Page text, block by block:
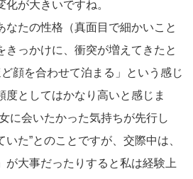
ち止まって見ると見えなかったこ
くあると思います。将来をお考え
うので、将来本当に一緒にいたい
切にお考え下さい。よい方向に向
います。
が大きいですね。
たの性格（真面目で細かいこと
きっかけに、衝突が増えてきたと
顔を合わせて泊まる」という感じ
度としてはかなり高いと感じま
に会いたかった気持ちが先行し
た”とのことですが、交際中は、
が大事だったりすると私は経験上